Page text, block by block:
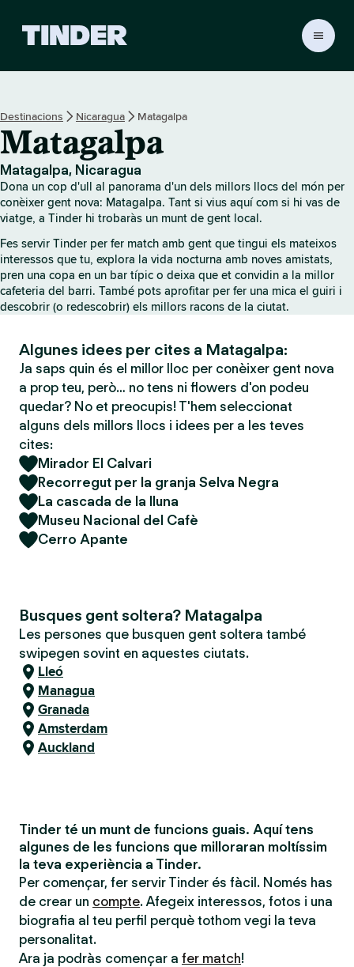
r
I
n
i
c
i
Destinacions Nicaragua Matagalpa
Matagalpa
Matagalpa, Nicaragua
Dona un cop d'ull al panorama d'un dels millors llocs del món per
conèixer gent nova: Matagalpa. Tant si vius aquí com si hi vas de
viatge, a Tinder hi trobaràs un munt de gent local.
Fes servir Tinder per fer match amb gent que tingui els mateixos
interessos que tu, explora la vida nocturna amb noves amistats,
pren una copa en un bar típic o deixa que et convidin a la millor
cafeteria del barri. També pots aprofitar per fer una mica el guiri i
descobrir (o redescobrir) els millors racons de la ciutat.
Algunes idees per cites a Matagalpa:
Ja saps quin és el millor lloc per conèixer gent nova
a prop teu, però… no tens ni flowers d'on podeu
quedar? No et preocupis! T'hem seleccionat
alguns dels millors llocs i idees per a les teves
cites:
Mirador El Calvari
Recorregut per la granja Selva Negra
La cascada de la lluna
Museu Nacional del Cafè
Cerro Apante
Busques gent soltera? Matagalpa
Les persones que busquen gent soltera també
swipegen sovint en aquestes ciutats.
Lleó
Managua
Granada
Amsterdam
Auckland
Tinder té un munt de funcions guais. Aquí tens
algunes de les funcions que milloraran moltíssim
la teva experiència a Tinder.
Per començar, fer servir Tinder és fàcil. Només has
de crear un compte. Afegeix interessos, fotos i una
biografia al teu perfil perquè tothom vegi la teva
personalitat.
Ara ja podràs començar a fer match!